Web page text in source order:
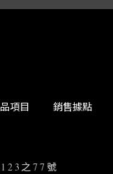
項目
銷售據點
之77號